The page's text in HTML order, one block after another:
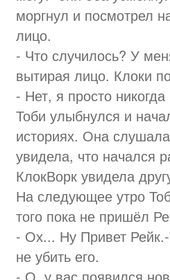
моргнул и посмотрел
лицо.
- Что случилось? У
вытирая лицо. Клоки
- Нет, я просто
Тоби улыбнулся и
историях. Она
увидела, что начался
КлокВорк увидела
На следующее утро
того пока не пришёл
- Ох... Ну Привет
не убить его.